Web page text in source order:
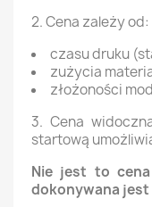
2. Cena zależy od:
czasu druku
zużycia
złożoności
3. Cena
startową
Nie jest to
dokonywana jest